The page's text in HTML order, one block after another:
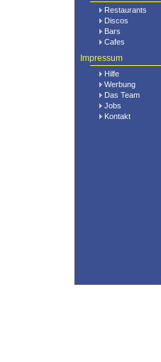
Restaurants
Discos
Bars
Cafes
Impressum
Hilfe
Werbung
Das Team
Jobs
Kontakt